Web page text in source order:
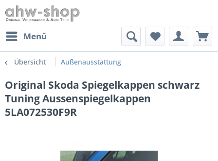
Menü
Übersicht Außenausstattung
Original Skoda Spiegelkappen schwarz
Tuning Aussenspiegelkappen
5LA072530F9R